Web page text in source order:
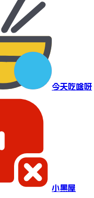
今天吃啥呀
小黑屋